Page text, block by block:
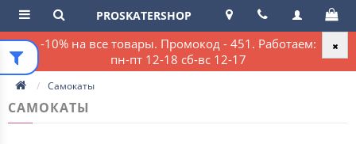
-10% на все товары. Промокод - 451. Работаем:
пн-пт 12-18 сб-вс 12-17
PROSKATERSHOP
Самокаты
САМОКАТЫ